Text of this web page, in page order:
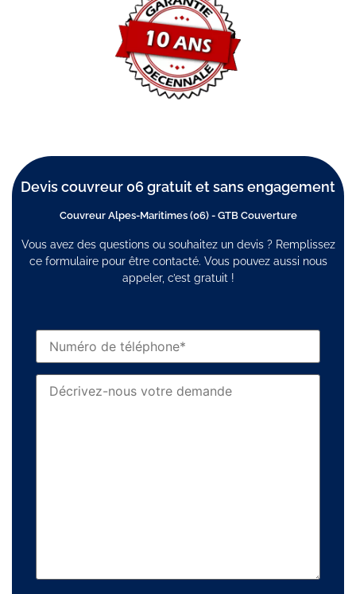
Devis couvreur 06 gratuit et sans engagement
Couvreur Alpes-Maritimes (06) - GTB Couverture
Vous avez des questions ou souhaitez un devis ? Remplissez
ce formulaire pour être contacté. Vous pouvez aussi nous
appeler, c’est gratuit !